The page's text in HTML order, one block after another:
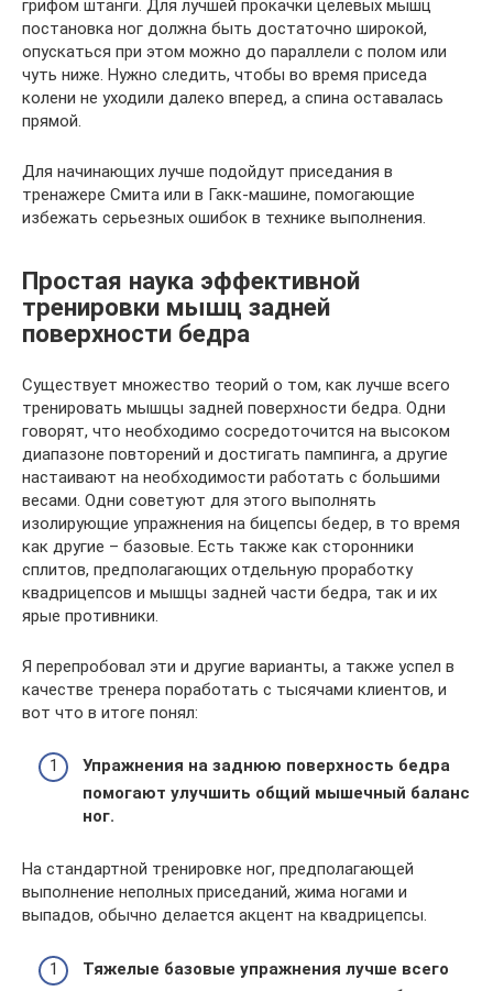
грифом штанги. Для лучшей прокачки целевых мышц
постановка ног должна быть достаточно широкой,
опускаться при этом можно до параллели с полом или
чуть ниже. Нужно следить, чтобы во время приседа
колени не уходили далеко вперед, а спина оставалась
прямой.
Для начинающих лучше подойдут приседания в
тренажере Смита или в Гакк-машине, помогающие
избежать серьезных ошибок в технике выполнения.
Простая наука эффективной
тренировки мышц задней
поверхности бедра
Существует множество теорий о том, как лучше всего
тренировать мышцы задней поверхности бедра. Одни
говорят, что необходимо сосредоточится на высоком
диапазоне повторений и достигать пампинга, а другие
настаивают на необходимости работать с большими
весами. Одни советуют для этого выполнять
изолирующие упражнения на бицепсы бедер, в то время
как другие – базовые. Есть также как сторонники
сплитов, предполагающих отдельную проработку
квадрицепсов и мышцы задней части бедра, так и их
ярые противники.
Я перепробовал эти и другие варианты, а также успел в
качестве тренера поработать с тысячами клиентов, и
вот что в итоге понял:
Упражнения на заднюю поверхность бедра
помогают улучшить общий мышечный баланс
ног.
На стандартной тренировке ног, предполагающей
выполнение неполных приседаний, жима ногами и
выпадов, обычно делается акцент на квадрицепсы.
Тяжелые базовые упражнения лучше всего